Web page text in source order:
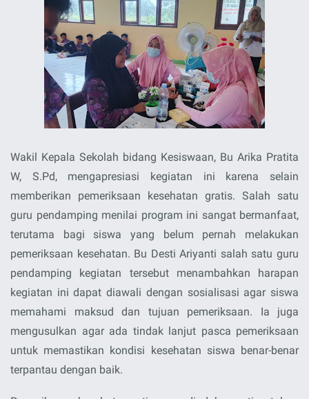
Wakil Kepala Sekolah bidang Kesiswaan, Bu Arika Pratita
W, S.Pd, mengapresiasi kegiatan ini karena selain
memberikan pemeriksaan kesehatan gratis. Salah satu
guru pendamping menilai program ini sangat bermanfaat,
terutama bagi siswa yang belum pernah melakukan
pemeriksaan kesehatan. Bu Desti Ariyanti salah satu guru
pendamping kegiatan tersebut menambahkan harapan
kegiatan ini dapat diawali dengan sosialisasi agar siswa
memahami maksud dan tujuan pemeriksaan. Ia juga
mengusulkan agar ada tindak lanjut pasca pemeriksaan
untuk memastikan kondisi kesehatan siswa benar-benar
terpantau dengan baik.